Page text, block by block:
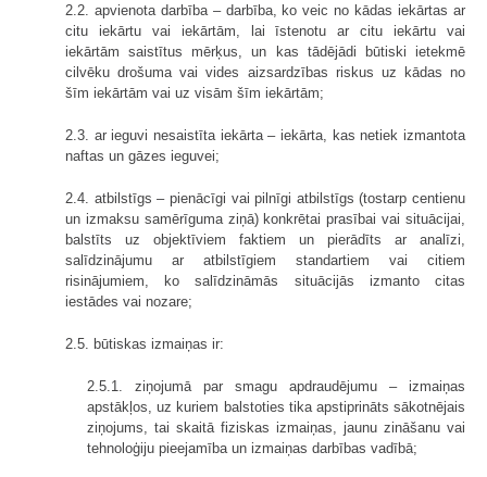
2.2. apvienota darbība – darbība, ko veic no kādas iekārtas ar
citu iekārtu vai iekārtām, lai īstenotu ar citu iekārtu vai
iekārtām saistītus mērķus, un kas tādējādi būtiski ietekmē
cilvēku drošuma vai vides aizsardzības riskus uz kādas no
šīm iekārtām vai uz visām šīm iekārtām;
2.3. ar ieguvi nesaistīta iekārta – iekārta, kas netiek izmantota
naftas un gāzes ieguvei;
2.4. atbilstīgs – pienācīgi vai pilnīgi atbilstīgs (tostarp centienu
un izmaksu samērīguma ziņā) konkrētai prasībai vai situācijai,
balstīts uz objektīviem faktiem un pierādīts ar analīzi,
salīdzinājumu ar atbilstīgiem standartiem vai citiem
risinājumiem, ko salīdzināmās situācijās izmanto citas
iestādes vai nozare;
2.5. būtiskas izmaiņas ir:
2.5.1. ziņojumā par smagu apdraudējumu – izmaiņas
apstākļos, uz kuriem balstoties tika apstiprināts sākotnējais
ziņojums, tai skaitā fiziskas izmaiņas, jaunu zināšanu vai
tehnoloģiju pieejamība un izmaiņas darbības vadībā;